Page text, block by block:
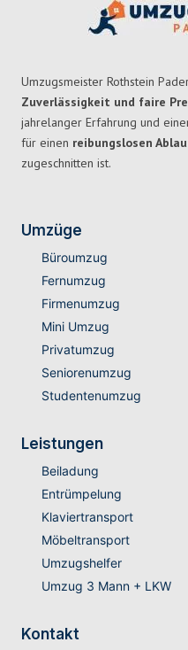
Umzugsmeister Rothstein
Zuverlässigkeit und faire
jahrelanger Erfahrung und
für einen reibungslosen
zugeschnitten ist.
Umzüge
Büroumzug
Fernumzug
Firmenumzug
Mini Umzug
Privatumzug
Seniorenumzug
Studentenumzug
Leistungen
Beiladung
Entrümpelung
Klaviertransport
Möbeltransport
Umzugshelfer
Umzug 3 Mann + LKW
Kontakt